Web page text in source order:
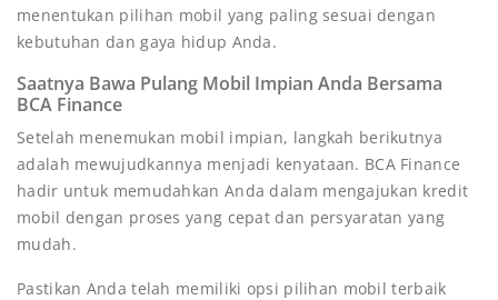
menentukan pilihan mobil yang paling sesuai dengan
kebutuhan dan gaya hidup Anda.
Saatnya Bawa Pulang Mobil Impian Anda Bersama
BCA Finance
Setelah menemukan mobil impian, langkah berikutnya
adalah mewujudkannya menjadi kenyataan. BCA Finance
hadir untuk memudahkan Anda dalam mengajukan kredit
mobil dengan proses yang cepat dan persyaratan yang
mudah.
Pastikan Anda telah memiliki opsi pilihan mobil terbaik